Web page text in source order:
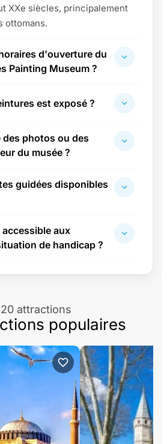
XXe siècles, principalement
ottomans.
d'ouverture du
Painting Museum ?
est exposé ?
des photos ou des
du musée ?
guidées disponibles
aux
de handicap ?
attractions
populaires